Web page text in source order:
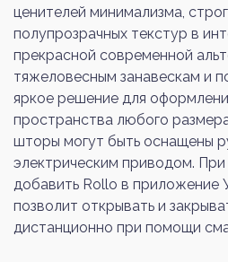
ценителей минимализма,
полупрозрачных текстур в
прекрасной современной
тяжеловесным занавескам и
яркое решение для
пространства любого
шторы могут быть оснащены
электрическим приводом.
добавить Rollo в приложение
позволит открывать и
дистанционно при помощи